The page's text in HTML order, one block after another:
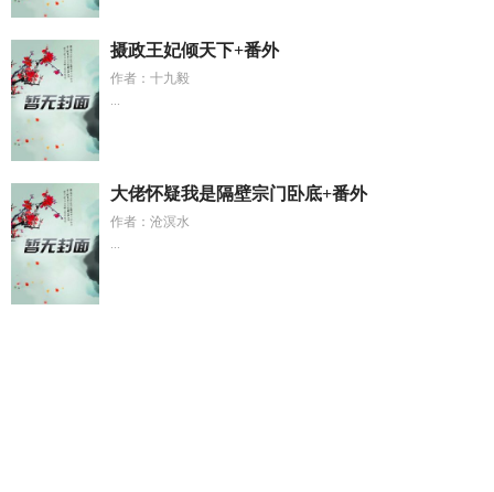
摄政王妃倾天下+番外
作者：十九毅
...
大佬怀疑我是隔壁宗门卧底+番外
作者：沧溟水
...